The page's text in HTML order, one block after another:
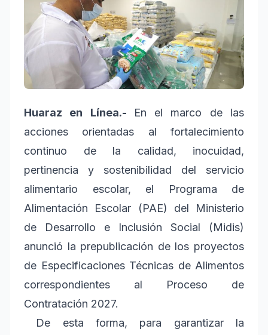
Huaraz en Línea.-
En el marco de las
acciones orientadas al fortalecimiento
continuo de la calidad, inocuidad,
pertinencia y sostenibilidad del servicio
alimentario escolar, el Programa de
Alimentación Escolar (PAE) del Ministerio
de Desarrollo e Inclusión Social (Midis)
anunció la prepublicación de los proyectos
de Especificaciones Técnicas de Alimentos
correspondientes al Proceso de
Contratación 2027.
De esta forma, para garantizar la